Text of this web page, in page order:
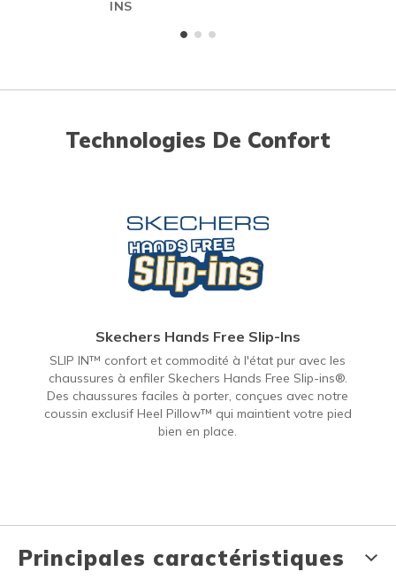
INS
Technologies De Confort
Skechers Hands Free Slip-Ins
SLIP IN™ confort et commodité à l'état pur avec les
chaussures à enfiler Skechers Hands Free Slip-ins®.
Des chaussures faciles à porter, conçues avec notre
coussin exclusif Heel Pillow™ qui maintient votre pied
bien en place.
Principales caractéristiques